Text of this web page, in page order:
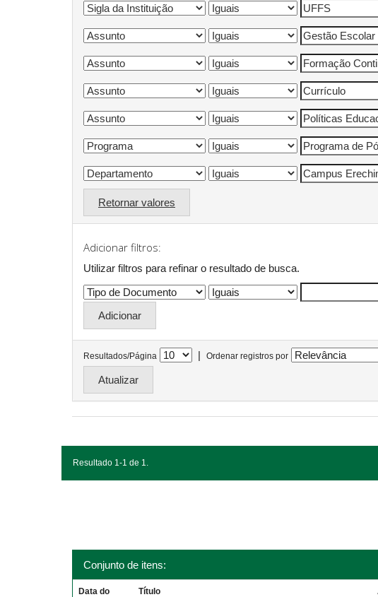
Retornar valores
Adicionar filtros:
Utilizar filtros para refinar o resultado de busca.
Resultados/Página | Ordenar registros por
Resultado 1-1 de 1.
Conjunto de itens:
Data do Título